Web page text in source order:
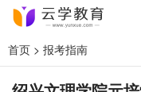
首页 > 报考指南